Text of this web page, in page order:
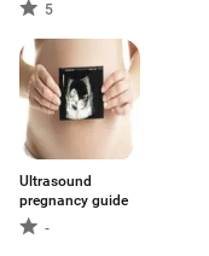
5
Ultrasound
pregnancy guide
-